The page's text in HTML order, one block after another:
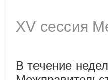
XV сессия
В течение